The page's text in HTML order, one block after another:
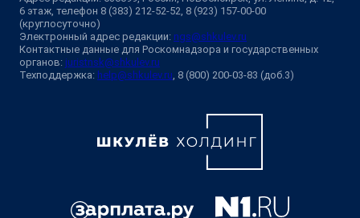
6 этаж, телефон 8 (383) 212-52-52, 8 (923) 157-00-00
(круглосуточно)
Электронный адрес редакции: ngs@shkulev.ru
Контактные данные для Роскомнадзора и государственных
органов: juristnsk@shkulev.ru
Техподдержка: help@shkulev.ru, 8 (800) 200-03-83 (доб.3)